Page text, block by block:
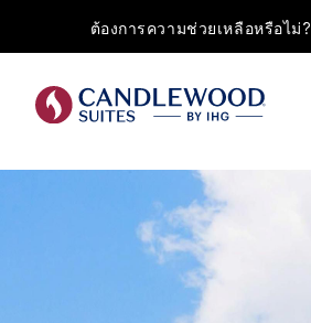
ต้องการความช่วยเหลือหรือไม่?